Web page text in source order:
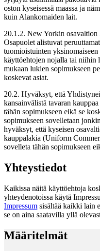
oston kyseisessä maassa ja
kuin Alankomaiden lait.
20.1.2. New Yorkin osavaltion
Osapuolet alistuvat
tuomioistuinten
käyttöehtojen nojalla tai niihin
mukaan lukien sopimukseen
koskevat asiat.
20.2. Hyväksyt, että
kansainvälistä tavaran
tähän sopimukseen eikä se
sopimukseen sovelletaan
hyväksyt, että kyseisen
kauppalakia (Uniform
sovelleta tähän sopimukseen
Yhteystiedot
Kaikissa näitä käyttöehtoja
yhteydenotoissa käytä
Impressum sisältää kaikki lain
se on aina saatavilla yllä
Määritelmät